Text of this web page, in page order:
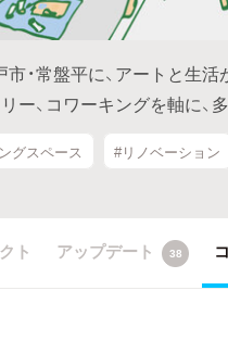
・常盤平に、アートと生活
リー、コワーキングを軸に
グスペース #リノベーション
ト アップデート 38